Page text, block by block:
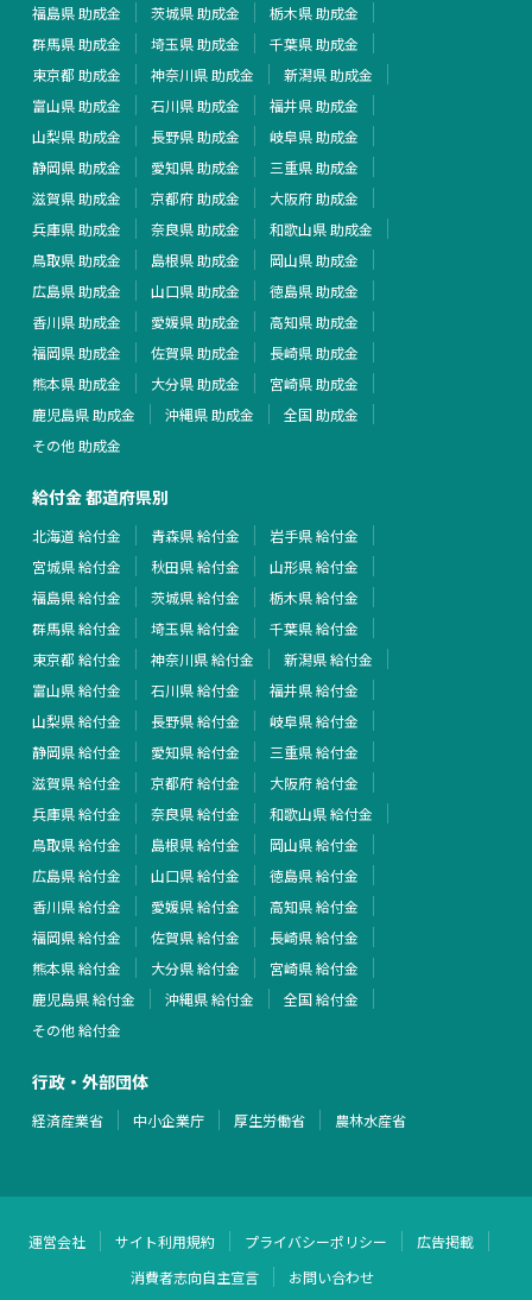
福島県 助成金
茨城県 助成金
栃木県 助成金
群馬県 助成金
埼玉県 助成金
千葉県 助成金
東京都 助成金
神奈川県 助成金
新潟県 助成金
富山県 助成金
石川県 助成金
福井県 助成金
山梨県 助成金
長野県 助成金
岐阜県 助成金
静岡県 助成金
愛知県 助成金
三重県 助成金
滋賀県 助成金
京都府 助成金
大阪府 助成金
兵庫県 助成金
奈良県 助成金
和歌山県 助成金
鳥取県 助成金
島根県 助成金
岡山県 助成金
広島県 助成金
山口県 助成金
徳島県 助成金
香川県 助成金
愛媛県 助成金
高知県 助成金
福岡県 助成金
佐賀県 助成金
長崎県 助成金
熊本県 助成金
大分県 助成金
宮崎県 助成金
鹿児島県 助成金
沖縄県 助成金
全国 助成金
その他 助成金
給付金 都道府県別
北海道 給付金 青森県 給付金
岩手県 給付金
宮城県 給付金
秋田県 給付金
山形県 給付金
福島県 給付金
茨城県 給付金
栃木県 給付金
群馬県 給付金
埼玉県 給付金
千葉県 給付金
東京都 給付金
神奈川県 給付金
新潟県 給付金
富山県 給付金
石川県 給付金
福井県 給付金
山梨県 給付金
長野県 給付金
岐阜県 給付金
静岡県 給付金
愛知県 給付金
三重県 給付金
滋賀県 給付金
京都府 給付金
大阪府 給付金
兵庫県 給付金
奈良県 給付金
和歌山県 給付金
鳥取県 給付金
島根県 給付金
岡山県 給付金
広島県 給付金
山口県 給付金
徳島県 給付金
香川県 給付金
愛媛県 給付金
高知県 給付金
福岡県 給付金
佐賀県 給付金
長崎県 給付金
熊本県 給付金
大分県 給付金
宮崎県 給付金
鹿児島県 給付金
沖縄県 給付金
全国 給付金
その他 給付金
行政・外部団体
経済産業省 中小企業庁 厚生労働省 農林水産省
運営会社 サイト利用規約 プライバシーポリシー
広告掲載
消費者志向自主宣言
お問い合わせ